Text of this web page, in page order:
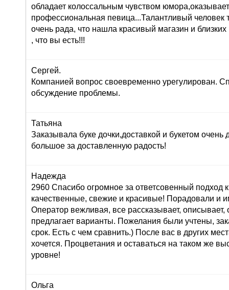
обладает колоссальным чувством
профессиональная певица...Талантливый человек
очень рада, что нашла красивый магазин и
, что вы есть!!!
Сергей.
Компанией вопрос своевременно урегулирован.
обсуждение проблемы.
Татьяна
Заказывала буке дочки,доставкой и букетом
большое за доставленную радость!
Надежда
2960 Спасибо огромное за ответсовенный подход
качественные, свежие и красивые! Порадовали и
Оператор вежливая, все рассказывает, описывает,
предлагает варианты. Пожелания были учтены,
срок. Есть с чем сравнить.) После вас в других
хочется. Процветания и оставаться на таком же
уровне!
Ольга